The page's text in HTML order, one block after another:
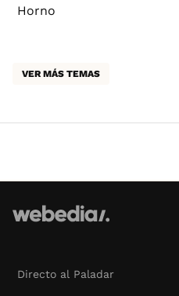
Horno
VER MÁS TEMAS
Directo al Paladar